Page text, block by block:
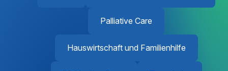
Palliative Care
Hauswirtschaft und Familienhilfe